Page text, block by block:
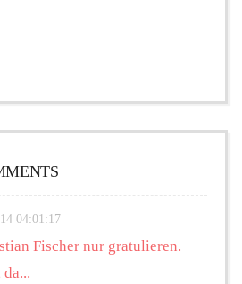
04:01:17
Fischer nur gratulieren.